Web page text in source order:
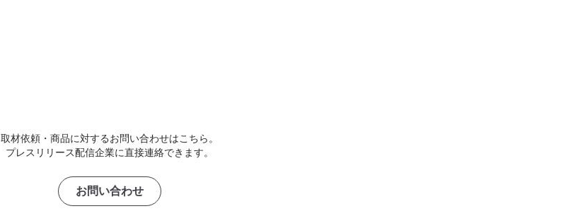
取材依頼・商品に対するお問い合わせはこちら。
プレスリリース配信企業に直接連絡できます。
お問い合わせ